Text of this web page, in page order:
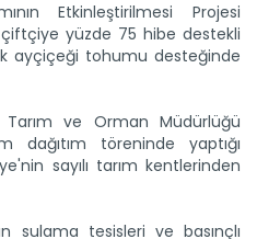
Etkinleştirilmesi Projesi
yüzde 75 hibe destekli
ayçiçeği tohumu desteğinde
ve Orman Müdürlüğü
dağıtım töreninde yaptığı
sayılı tarım kentlerinden
sulama tesisleri ve basınçlı
yürütülen "Mera Islah